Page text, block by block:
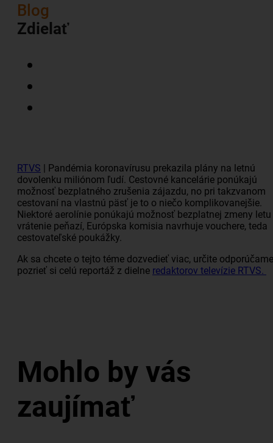
Blog
Zdielať
RTVS | Pandémia koronavírusu prekazila plány na letnú
dovolenku miliónom ľudí. Cestovné kancelárie ponúkajú
možnosť bezplatného zrušenia zájazdu, no pri takzvanom
cestovaní na vlastnú päsť je to o niečo komplikovanejšie.
Niektoré aerolínie ponúkajú možnosť bezplatnej zmeny
vrátenie peňazí, Európska komisia navrhuje vouchere, teda
cestovateľské poukážky.
Ak sa chcete o tejto téme dozvedieť viac, určite odporúčame
pozrieť si celú reportáž z dielne redaktorov televízie RTVS.
Mohlo by vás
zaujímať